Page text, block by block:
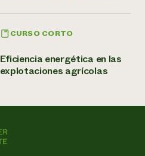
CURSO CORTO
Eficiencia energética en las
explotaciones agrícolas